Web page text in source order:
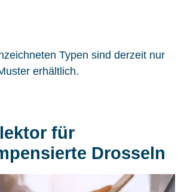
Typen sind derzeit nur
erhältlich.
für
Drosseln